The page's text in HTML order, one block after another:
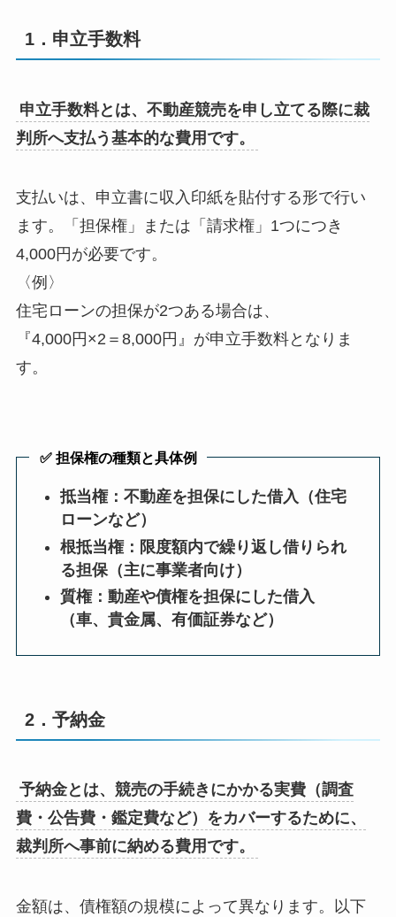
1．申立手数料
申立手数料とは、不動産競売を申し立てる際に裁
判所へ支払う基本的な費用です。
支払いは、申立書に収入印紙を貼付する形で行い
ます。「担保権」または「請求権」1つにつき
4,000円が必要です。
〈例〉
住宅ローンの担保が2つある場合は、
『4,000円×2＝8,000円』が申立手数料となりま
す。
✅ 担保権の種類と具体例
抵当権：不動産を担保にした借入（住宅
ローンなど）
根抵当権：限度額内で繰り返し借りられ
る担保（主に事業者向け）
質権：動産や債権を担保にした借入
（車、貴金属、有価証券など）
2．予納金
予納金とは、競売の手続きにかかる実費（調査
費・公告費・鑑定費など）をカバーするために、
裁判所へ事前に納める費用です。
金額は、債権額の規模によって異なります。以下